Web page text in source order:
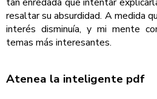
tan enredada que intentar
resaltar su absurdidad. A medida
interés disminuía, y mi mente
temas más interesantes.
Atenea la inteligente pdf